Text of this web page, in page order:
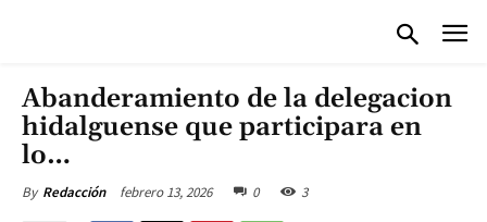
Abanderamiento de la delegacion
hidalguense que participara en
lo…
By Redacción febrero 13, 2026 0 3